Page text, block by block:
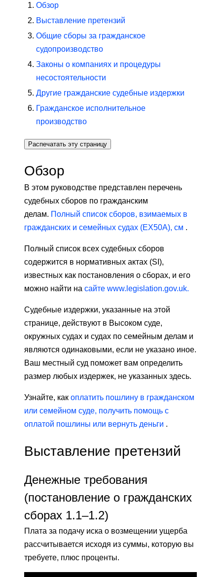
Обзор
Выставление претензий
Общие сборы за гражданское
судопроизводство
Законы о компаниях и процедуры
несостоятельности
Другие гражданские судебные издержки
Гражданское исполнительное
производство
Распечатать эту страницу
Обзор
В этом руководстве представлен перечень
судебных сборов по гражданским
делам. Полный список сборов, взимаемых в
гражданских и семейных судах (EX50A), см .
Полный список всех судебных сборов
содержится в нормативных актах (SI),
известных как постановления о сборах, и его
можно найти на сайте www.legislation.gov.uk.
Судебные издержки, указанные на этой
странице, действуют в Высоком суде,
окружных судах и судах по семейным делам и
являются одинаковыми, если не указано иное.
Ваш местный суд поможет вам определить
размер любых издержек, не указанных здесь.
Узнайте, как оплатить пошлину в гражданском
или семейном суде, получить помощь с
оплатой пошлины или вернуть деньги .
Выставление претензий
Денежные требования
(постановление о гражданских
сборах 1.1–1.2)
Плата за подачу иска о возмещении ущерба
рассчитывается исходя из суммы, которую вы
требуете, плюс проценты.